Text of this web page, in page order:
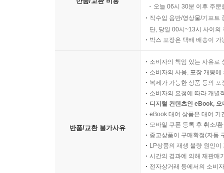
오늘 06시 30분 이후 주
직수입 음반/영상물/기프트
단, 당일 00시~13시 사이의
박스 포장은 택배 배송이
반품/교환 불가사유
소비자의 책임 있는 사유로
소비자의 사용, 포장 개봉
복제가 가능한 상품 등의
소비자의 요청에 따라 개별
디지털 컨텐츠인 eBook,
eBook 대여 상품은 대여 기
모바일 쿠폰 등록 후 취소/
중고상품이 구매확정(자동
LP상품의 재생 불량 원인
시간의 경과에 의해 재판매
전자상거래 등에서의 소비